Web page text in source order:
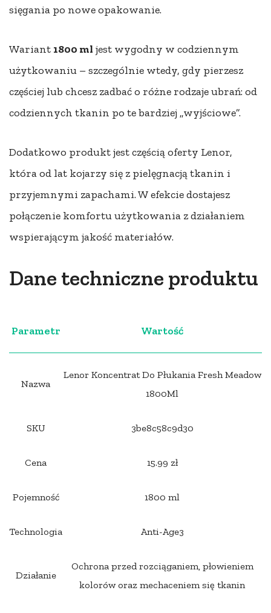
sięgania po nowe opakowanie.
Wariant 1800 ml jest wygodny w codziennym
użytkowaniu – szczególnie wtedy, gdy pierzesz
częściej lub chcesz zadbać o różne rodzaje ubrań: od
codziennych tkanin po te bardziej „wyjściowe”.
Dodatkowo produkt jest częścią oferty Lenor,
która od lat kojarzy się z pielęgnacją tkanin i
przyjemnymi zapachami. W efekcie dostajesz
połączenie komfortu użytkowania z działaniem
wspierającym jakość materiałów.
Dane techniczne produktu
Parametr Wartość
Nazwa
Lenor Koncentrat Do Płukania Fresh Meadow
1800Ml
SKU 3be8c58c9d30
Cena 15.99 zł
Pojemność 1800 ml
Technologia Anti-Age3
Działanie
Ochrona przed rozciąganiem, płowieniem
kolorów oraz mechaceniem się tkanin